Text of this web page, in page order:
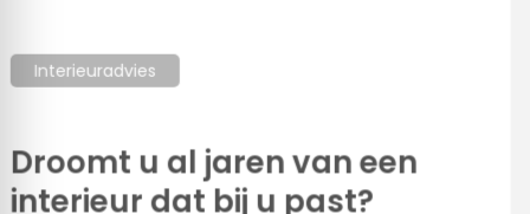
We gebruiken cookies om content en advertenties te
personaliseren, om functies voor social media te bieden en
Interieuradvies
Droomt u al jaren van een
interieur dat bij u past?